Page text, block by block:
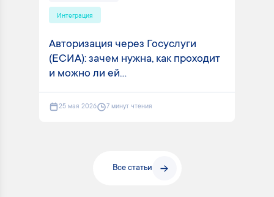
Интеграция
Авторизация через Госуслуги
(ЕСИА): зачем нужна, как проходит
и можно ли ей...
25 мая 2026 7 минут чтения
Все статьи